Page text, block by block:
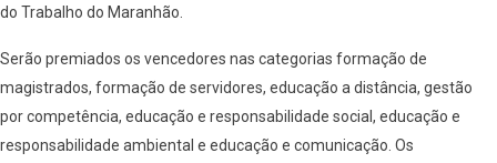
do Trabalho do Maranhão.
Serão premiados os vencedores nas categorias formação de
magistrados, formação de servidores, educação a distância, gestão
por competência, educação e responsabilidade social, educação e
responsabilidade ambiental e educação e comunicação. Os